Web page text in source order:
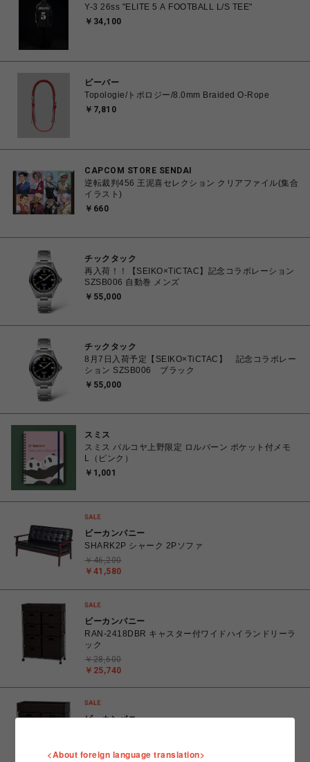
Y-3 26ss "ELITE 5 A FOOTBALL L/S TEE"
￥34,100
ビーバー
Topologie/トポロジー/8.0mm Braided O-Rope
￥7,810
CAPCOM STORE SENDAI
逆転裁判456 王泥喜セレクション クリアファイル(集合
イラスト)
￥660
チックタック
再入荷！！【SEIKO×TiCTAC】記念コラボレーション
SZSB006 自動巻 メンズ
￥55,000
チックタック
8月7日入荷予定【SEIKO×TiCTAC】 記念コラボレー
ション SZSB006 ブラック
￥55,000
スミス
スミス パルコヤ上野限定 ロルバーン ポケット付メモ
L（ピンク）
￥1,001
ビーカンパニー
SHARK2P シャーク 2Pソファ
￥41,580
￥46,200
ビーカンパニー
RAN-2418DBR キャスター付ワイドハイランドリーラ
ック
￥25,740
￥28,600
ビーカンパニー
￥26,180
<About foreign language translation>